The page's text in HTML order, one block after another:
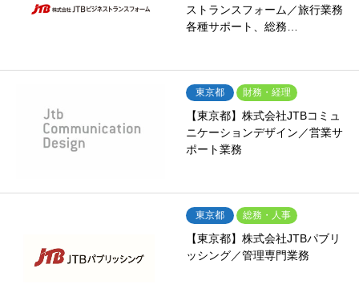
ストランスフォーム／旅行業務
各種サポート、総務…
東京都 財務・経理
【東京都】株式会社JTBコミュ
ニケーションデザイン／営業サ
ポート業務
東京都 総務・人事
【東京都】株式会社JTBパブリ
ッシング／管理専門業務